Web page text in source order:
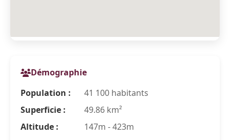
Démographie
Population :
41 100 habitants
Superficie :
49.86 km²
Altitude :
147m - 423m